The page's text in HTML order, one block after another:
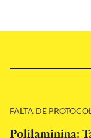
FALTA DE
Polilaminina: